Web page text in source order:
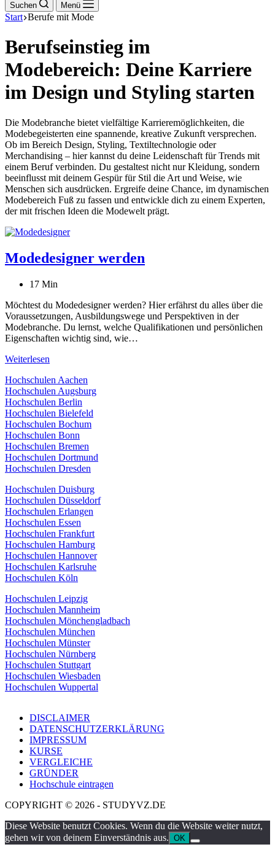
Suchen Menü
Start Berufe mit Mode
Berufseinstieg im
Modebereich: Deine Karriere
im Design und Styling starten
Die Modebranche bietet vielfältige Karrieremöglichkeiten, die
Modebegeisterten eine spannende, kreative Zukunft versprechen.
Ob im Bereich Design, Styling, Textiltechnologie oder
Merchandising – hier kannst du deine Leidenschaft für Trends mit
einem Beruf verbinden. Du gestaltest nicht nur Kleidung, sondern
beeinflusst mit deinem Gespür für Stil die Art und Weise, wie
Menschen sich ausdrücken. Ergreife deine Chance, im dynamischen
Modebereich Fuß zu fassen und entwickle dich zu einem Experten,
der mit frischen Ideen die Modewelt prägt.
Modedesigner werden
17 Min
Möchtest du Modedesigner werden? Hier erfährst du alles über die
Voraussetzungen, Ausbildungswege und Perspektiven in der
Modebranche. Du lernst, welche Qualifikationen und persönlichen
Eigenschaften wichtig sind, wie…
Weiterlesen
Hochschulen Aachen
Hochschulen Augsburg
Hochschulen Berlin
Hochschulen Bielefeld
Hochschulen Bochum
Hochschulen Bonn
Hochschulen Bremen
Hochschulen Dortmund
Hochschulen Dresden
Hochschulen Duisburg
Hochschulen Düsseldorf
Hochschulen Erlangen
Hochschulen Essen
Hochschulen Frankfurt
Hochschulen Hamburg
Hochschulen Hannover
Hochschulen Karlsruhe
Hochschulen Köln
Hochschulen Leipzig
Hochschulen Mannheim
Hochschulen Mönchengladbach
Hochschulen München
Hochschulen Münster
Hochschulen Nürnberg
Hochschulen Stuttgart
Hochschulen Wiesbaden
Hochschulen Wuppertal
DISCLAIMER
DATENSCHUTZERKLÄRUNG
IMPRESSUM
KURSE
VERGLEICHE
GRÜNDER
Hochschule eintragen
COPYRIGHT © 2026 - STUDYVZ.DE
Diese Website benutzt Cookies. Wenn du die Website weiter nutzt,
gehen wir von deinem Einverständnis aus. OK